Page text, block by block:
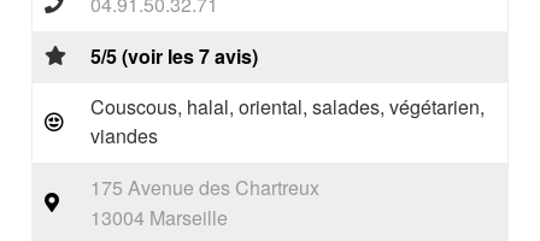
5/5 (voir les 7 avis)
Couscous, halal, oriental, salades, végétarien,
viandes
175 Avenue des Chartreux
13004 Marseille